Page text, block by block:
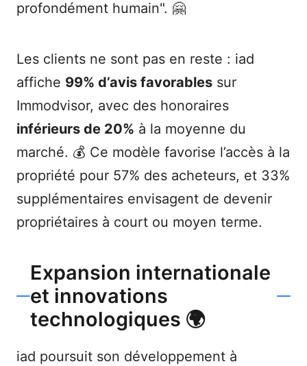
profondément humain". 🤗
Les clients ne sont pas en reste : iad
affiche 99% d’avis favorables sur
Immodvisor, avec des honoraires
inférieurs de 20% à la moyenne du
marché. 💰 Ce modèle favorise l’accès à la
propriété pour 57% des acheteurs, et 33%
supplémentaires envisagent de devenir
propriétaires à court ou moyen terme.
Expansion internationale
et innovations
technologiques 🌍
iad poursuit son développement à